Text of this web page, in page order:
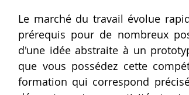
Le marché du travail évolue
prérequis pour de nombreux
d'une idée abstraite à un
que vous possédez cette
formation qui correspond